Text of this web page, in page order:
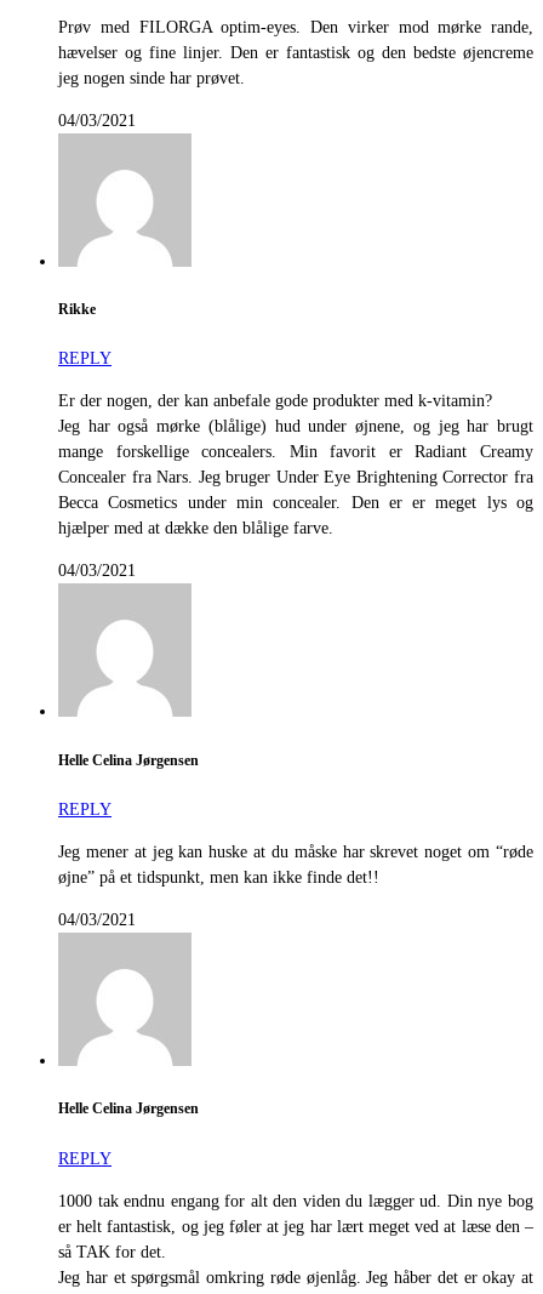
Prøv med FILORGA optim-eyes. Den virker mod mørke rande,
hævelser og fine linjer. Den er fantastisk og den bedste øjencreme
jeg nogen sinde har prøvet.
04/03/2021
Rikke
REPLY
Er der nogen, der kan anbefale gode produkter med k-vitamin?
Jeg har også mørke (blålige) hud under øjnene, og jeg har brugt
mange forskellige concealers. Min favorit er Radiant Creamy
Concealer fra Nars. Jeg bruger Under Eye Brightening Corrector fra
Becca Cosmetics under min concealer. Den er er meget lys og
hjælper med at dække den blålige farve.
04/03/2021
Helle Celina Jørgensen
REPLY
Jeg mener at jeg kan huske at du måske har skrevet noget om “røde
øjne” på et tidspunkt, men kan ikke finde det!!
04/03/2021
Helle Celina Jørgensen
REPLY
1000 tak endnu engang for alt den viden du lægger ud. Din nye bog
er helt fantastisk, og jeg føler at jeg har lært meget ved at læse den –
så TAK for det.
Jeg har et spørgsmål omkring røde øjenlåg. Jeg håber det er okay at